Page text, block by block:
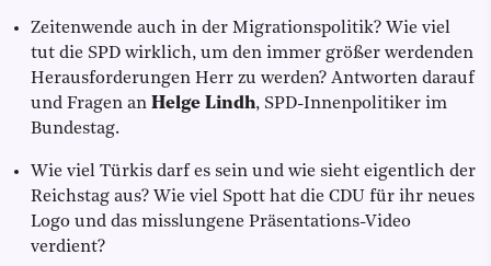
Zeitenwende auch in der Migrationspolitik? Wie viel
tut die SPD wirklich, um den immer größer werdenden
Herausforderungen Herr zu werden? Antworten darauf
und Fragen an Helge Lindh, SPD-Innenpolitiker im
Bundestag.
Wie viel Türkis darf es sein und wie sieht eigentlich der
Reichstag aus? Wie viel Spott hat die CDU für ihr neues
Logo und das misslungene Präsentations-Video
verdient?